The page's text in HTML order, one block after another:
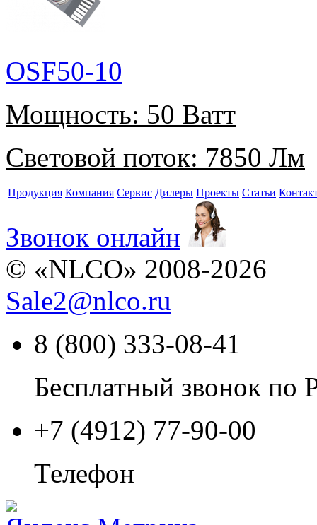
OSF50-10
Мощность: 50 Ватт
Световой поток: 7850 Лм
Продукция Компания Сервис Дилеры Проекты Статьи
Звонок онлайн
© «NLCO» 2008-2026
Sale2@nlco.ru
8 (800) 333-08-41
Бесплатный звонок по
+7 (4912) 77-90-00
Телефон